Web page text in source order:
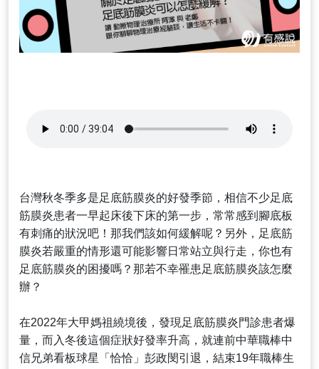
台灣秋冬季多是足底筋膜炎的好發季節，相信不少足底
筋膜炎患者一早起床後下床的第一步，常常感到腳底板
有刺痛的狀況吧！那我們該如何緩解呢？另外，足底筋
膜炎若嚴重的情形還可能影響日常站立與行走，你也有
足底筋膜炎的困擾嗎？那若不幸罹患足底筋膜炎該怎麼
辦？
在2022年大甲媽祖繞境後，發現足底筋膜炎門診患者爆
量，而入冬後這個症狀好發率升高，就連前中華職棒中
信兄弟看板球星「恰恰」彭政閔引退，結束19年職棒生